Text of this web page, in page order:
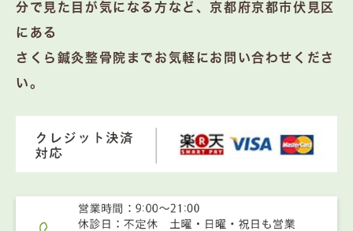
分で見た目が気になる方など、京都府京都市伏見区
にある
さくら鍼灸整骨院までお気軽にお問い合わせくださ
い。